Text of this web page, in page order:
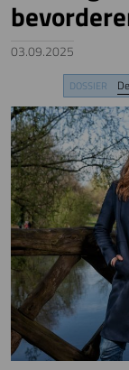
03.09.2025
DOSSIER